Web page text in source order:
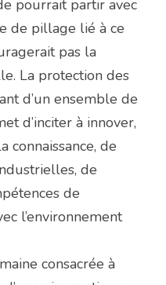
pourrait partir avec
de pillage lié à ce
pas la
La protection des
d’un ensemble de
d’inciter à innover,
connaissance, de
de
de
l’environnement
consacrée à